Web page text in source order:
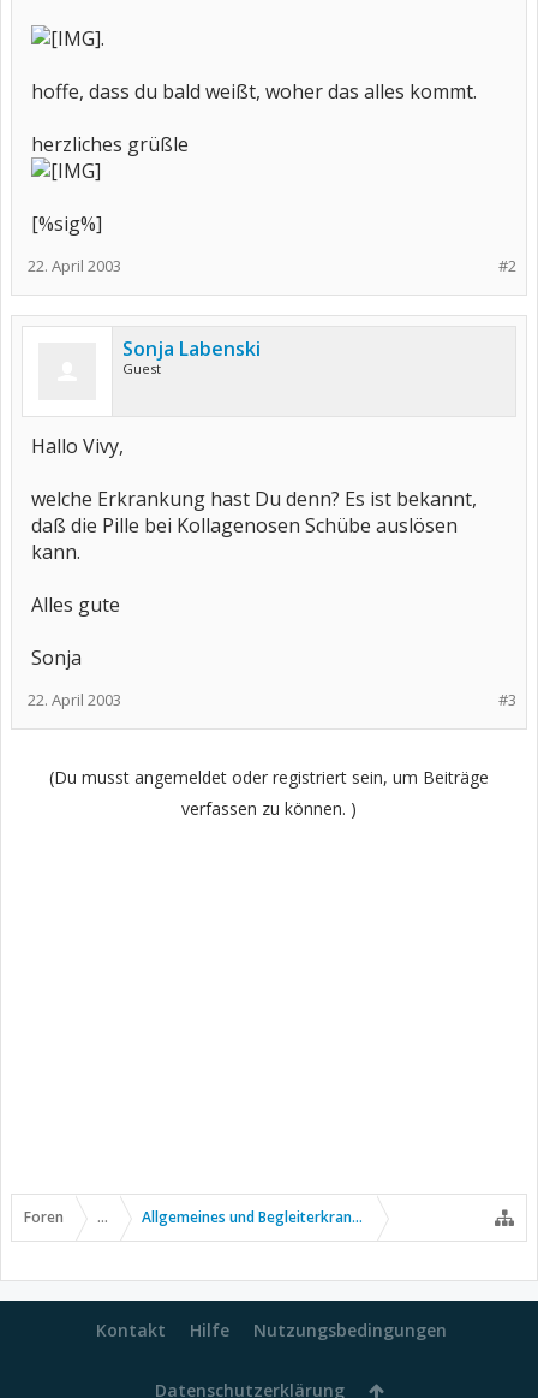
.
hoffe, dass du bald weißt, woher das alles kommt.
herzliches grüßle
[%sig%]
#2
22. April 2003
Sonja Labenski
Guest
Hallo Vivy,
welche Erkrankung hast Du denn? Es ist bekannt,
daß die Pille bei Kollagenosen Schübe auslösen
kann.
Alles gute
Sonja
#3
22. April 2003
(Du musst angemeldet oder registriert sein, um Beiträge
verfassen zu können. )
Foren ... Allgemeines und Begleiterkrankungen
Kontakt Hilfe Nutzungsbedingungen
Datenschutzerklärung